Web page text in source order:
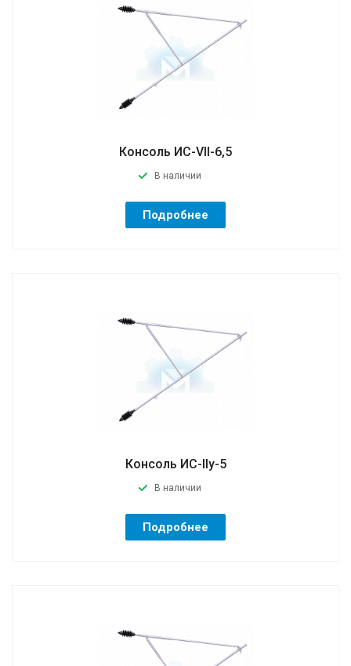
Консоль ИС-VII-6,5
В наличии
Подробнее
Консоль ИС-IIу-5
В наличии
Подробнее